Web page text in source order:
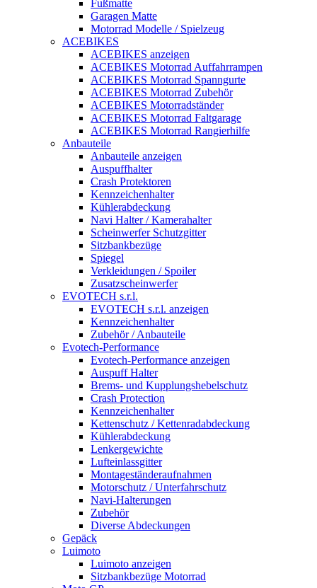
Fußmatte
Garagen Matte
Motorrad Modelle / Spielzeug
ACEBIKES
ACEBIKES anzeigen
ACEBIKES Motorrad Auffahrrampen
ACEBIKES Motorrad Spanngurte
ACEBIKES Motorrad Zubehör
ACEBIKES Motorradständer
ACEBIKES Motorrad Faltgarage
ACEBIKES Motorrad Rangierhilfe
Anbauteile
Anbauteile anzeigen
Auspuffhalter
Crash Protektoren
Kennzeichenhalter
Kühlerabdeckung
Navi Halter / Kamerahalter
Scheinwerfer Schutzgitter
Sitzbankbezüge
Spiegel
Verkleidungen / Spoiler
Zusatzscheinwerfer
EVOTECH s.r.l.
EVOTECH s.r.l. anzeigen
Kennzeichenhalter
Zubehör / Anbauteile
Evotech-Performance
Evotech-Performance anzeigen
Auspuff Halter
Brems- und Kupplungshebelschutz
Crash Protection
Kennzeichenhalter
Kettenschutz / Kettenradabdeckung
Kühlerabdeckung
Lenkergewichte
Lufteinlassgitter
Montageständeraufnahmen
Motorschutz / Unterfahrschutz
Navi-Halterungen
Zubehör
Diverse Abdeckungen
Gepäck
Luimoto
Luimoto anzeigen
Sitzbankbezüge Motorrad